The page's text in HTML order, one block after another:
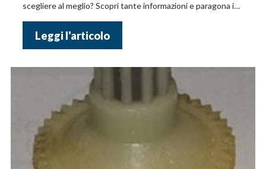
scegliere al meglio? Scopri tante informazioni e paragona i
Leggi l'articolo